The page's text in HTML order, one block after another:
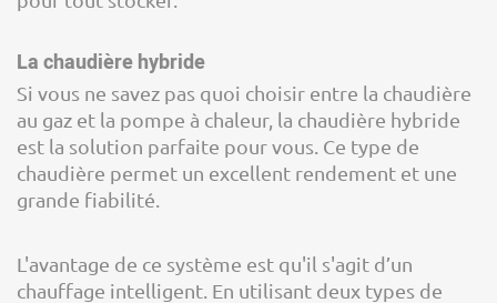
La chaudière hybride
Si vous ne savez pas quoi choisir entre la chaudière
au gaz et la pompe à chaleur, la chaudière hybride
est la solution parfaite pour vous. Ce type de
chaudière permet un excellent rendement et une
grande fiabilité.
L'avantage de ce système est qu'il s'agit d’un
chauffage intelligent. En utilisant deux types de